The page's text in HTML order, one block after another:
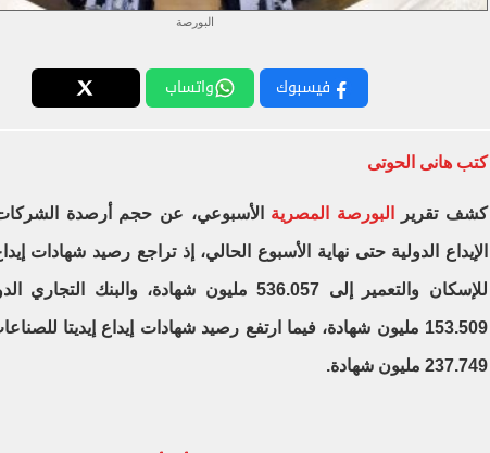
البورصة
فيسبوك واتساب
كتب هانى الحوتى
كشف تقرير البورصة المصرية الأسبوعي، عن حجم أرصدة
الإيداع الدولية حتى نهاية الأسبوع الحالي، إذ تراجع رصيد شهادات
للإسكان والتعمير إلى 536.057 مليون شهادة، والبنك
153.509 مليون شهادة، فيما ارتفع رصيد شهادات إيداع إيديتا
237.749 مليون شهادة.